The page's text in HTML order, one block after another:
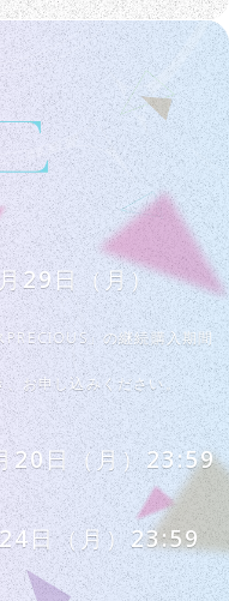
29日（月）
」の継続購入期間
お申し込みください。
20日（月）23:59
日（月）23:59